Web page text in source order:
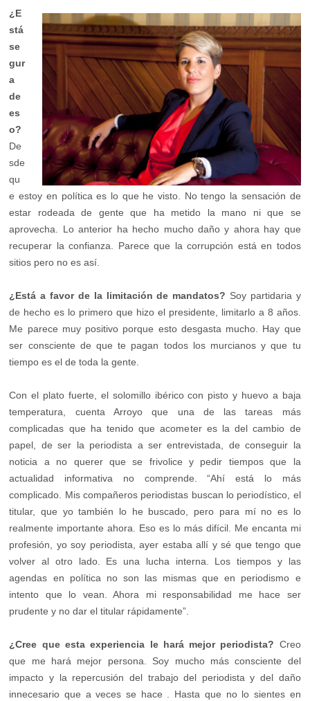
¿E
stá
se
gur
a
de
es
o?
De
sde
qu
e estoy en política es lo que he visto. No tengo la sensación de
estar rodeada de gente que ha metido la mano ni que se
aprovecha. Lo anterior ha hecho mucho daño y ahora hay que
recuperar la confianza. Parece que la corrupción está en todos
sitios pero no es así.
¿Está a favor de la limitación de mandatos? Soy partidaria y
de hecho es lo primero que hizo el presidente, limitarlo a 8 años.
Me parece muy positivo porque esto desgasta mucho. Hay que
ser consciente de que te pagan todos los murcianos y que tu
tiempo es el de toda la gente.
Con el plato fuerte, el solomillo ibérico con pisto y huevo a baja
temperatura, cuenta Arroyo que una de las tareas más
complicadas que ha tenido que acometer es la del cambio de
papel, de ser la periodista a ser entrevistada, de conseguir la
noticia a no querer que se frivolice y pedir tiempos que la
actualidad informativa no comprende. “Ahí está lo más
complicado. Mis compañeros periodistas buscan lo periodístico, el
titular, que yo también lo he buscado, pero para mí no es lo
realmente importante ahora. Eso es lo más difícil. Me encanta mi
profesión, yo soy periodista, ayer estaba allí y sé que tengo que
volver al otro lado. Es una lucha interna. Los tiempos y las
agendas en política no son las mismas que en periodismo e
intento que lo vean. Ahora mi responsabilidad me hace ser
prudente y no dar el titular rápidamente”.
¿Cree que esta experiencia le hará mejor periodista? Creo
que me hará mejor persona. Soy mucho más consciente del
impacto y la repercusión del trabajo del periodista y del daño
innecesario que a veces se hace . Hasta que no lo sientes en